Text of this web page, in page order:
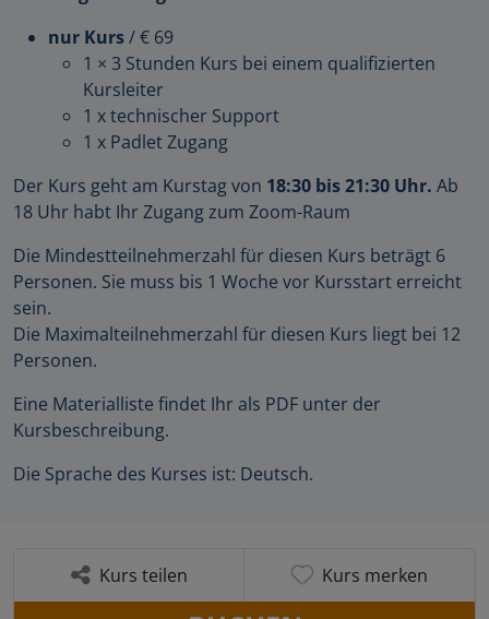
nur Kurs/ € 69
1 × 3 Stunden Kurs bei einem qualifizierten
Kursleiter
1 x technischer Support
1 x Padlet Zugang
Der Kurs geht am Kurstag von 18:30 bis 21:30 Uhr. Ab
18 Uhr habt Ihr Zugang zum Zoom-Raum
Die Mindestteilnehmerzahl für diesen Kurs beträgt 6
Personen. Sie muss bis 1 Woche vor Kursstart erreicht
sein.
Die Maximalteilnehmerzahl für diesen Kurs liegt bei 12
Personen.
Eine Materialliste findet Ihr als PDF unter der
Kursbeschreibung.
Die Sprache des Kurses ist: Deutsch.
Kurs teilen Kurs merken